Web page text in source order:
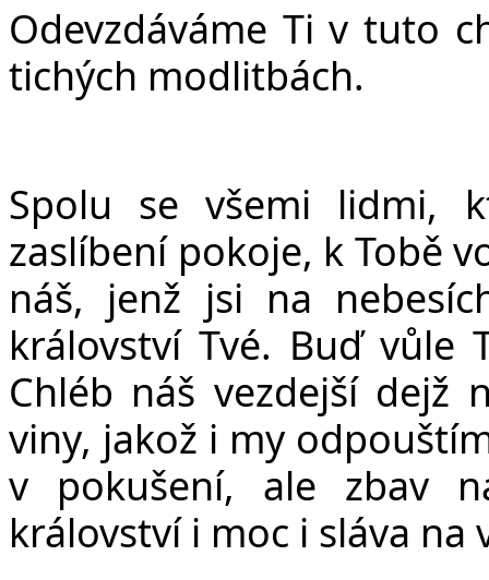
Odevzdáváme Ti v tuto
tichých modlitbách.
Spolu se všemi lidmi,
zaslíbení pokoje, k Tobě
náš, jenž jsi na
království Tvé. Buďvůle
Chléb náš vezdejší dejž
viny, jakož i my odpouš
v pokušení, ale zbav
království i moc i sláva na